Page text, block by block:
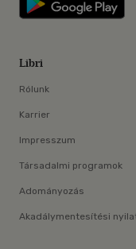
Libri
Rólunk
Karrier
Impresszum
Társadalmi programok
Adományozás
Akadálymentesítési